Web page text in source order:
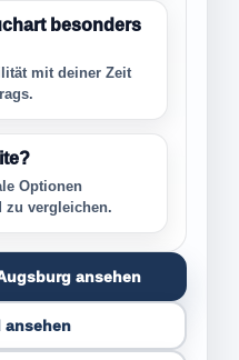
besonders
mit deiner Zeit
Optionen
vergleichen.
ansehen
ansehen